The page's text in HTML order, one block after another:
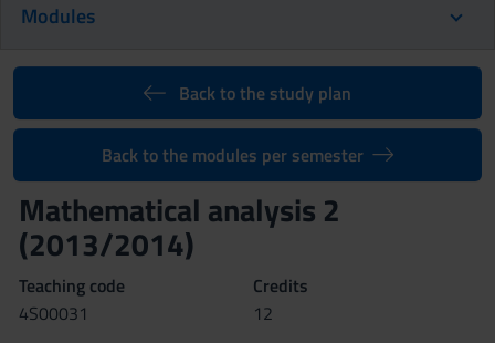
Modules
Back to the study plan
Back to the modules per semester
Mathematical analysis 2
(2013/2014)
Teaching code
4S00031
Credits
12